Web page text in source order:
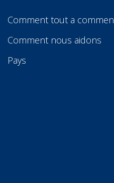
Comment tout a
Comment nous aidons
Pays